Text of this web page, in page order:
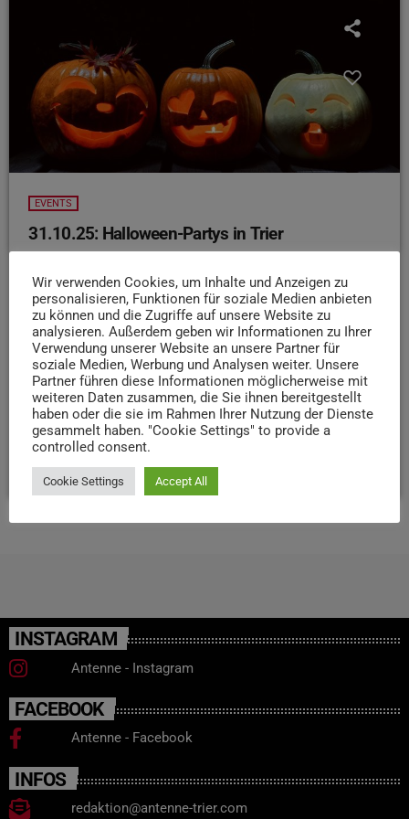
EVENTS
31.10.25: Halloween-Partys in Trier
noch auf der Suche nach der passenden Party zum Fest
seid, dann kommt doch heute ab 21 Uhr in die alte
Färberei! Da steht DJ Carnage am Pult sorgt für die
richtige Stimmung! Die Location findet ihr im Speyer 11.
Und wenn ihr Halloween mal auf mexikanische Art feiern
wollt – dann bietet euch das Coyote Café ab 18 Uhr den
passenden Flair. Viel Spaß schon mal beim Gruseln und
Feiern!
INSTAGRAM
Antenne - Instagram
FACEBOOK
Antenne - Facebook
INFOS
redaktion@antenne-trier.com
Wir verwenden Cookies, um Inhalte und Anzeigen zu
personalisieren, Funktionen für soziale Medien anbieten
zu können und die Zugriffe auf unsere Website zu
analysieren. Außerdem geben wir Informationen zu Ihrer
Verwendung unserer Website an unsere Partner für
soziale Medien, Werbung und Analysen weiter. Unsere
Partner führen diese Informationen möglicherweise mit
weiteren Daten zusammen, die Sie ihnen bereitgestellt
haben oder die sie im Rahmen Ihrer Nutzung der Dienste
gesammelt haben. "Cookie Settings" to provide a
controlled consent.
Cookie Settings Accept All